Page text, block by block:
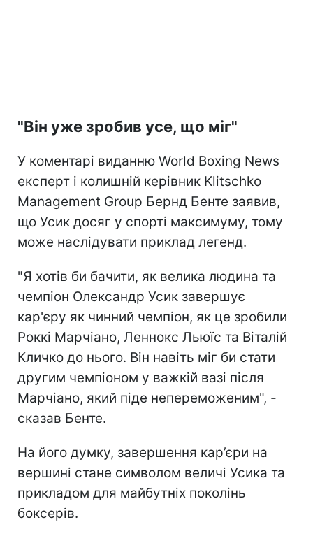
"Він уже зробив усе, що міг"
У коментарі виданню World Boxing News
експерт і колишній керівник Klitschko
Management Group Бернд Бенте заявив,
що Усик досяг у спорті максимуму, тому
може наслідувати приклад легенд.
"Я хотів би бачити, як велика людина та
чемпіон Олександр Усик завершує
кар'єру як чинний чемпіон, як це зробили
Роккі Марчіано, Леннокс Льюїс та Віталій
Кличко до нього. Він навіть міг би стати
другим чемпіоном у важкій вазі після
Марчіано, який піде непереможеним", -
сказав Бенте.
На його думку, завершення кар’єри на
вершині стане символом величі Усика та
прикладом для майбутніх поколінь
боксерів.